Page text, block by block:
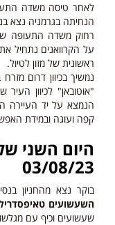
לאחר טיסה משדה
הנחיתה בגרמניה נצא
רחוק משדה התעופה
על הקרוואנים נתחיל
ראשונית של מזון לטיול.
נמשיך בכיוון דרום
"אוטובאן" לכיוון
הנמצא על יד העיירה
קפה ועוגה ובמידת
היום השני
03/08/23
בוקר נצא מהחניון
השעשועים
שעשועים וכיף עם